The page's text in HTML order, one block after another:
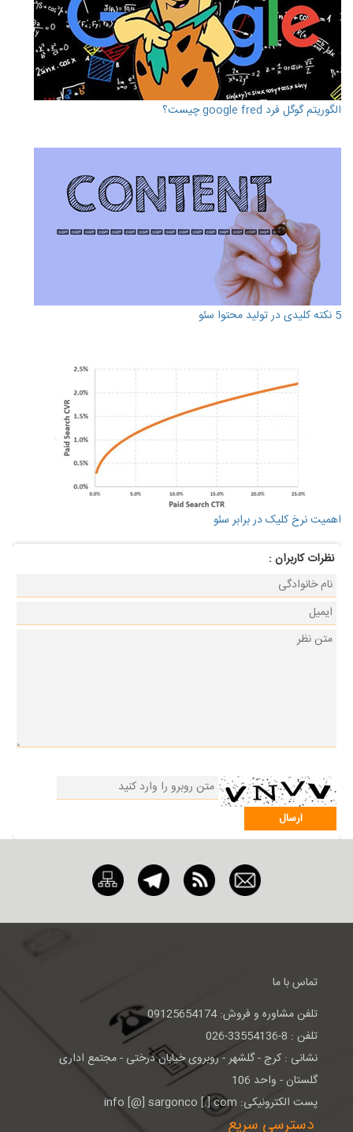
الگوریتم گوگل فرد google fred چیست؟
5 نکته کلیدی در تولید محتوا سئو
اهمیت نرخ کلیک در برابر سئو
نظرات كاربران :
تماس با ما
تلفن مشاوره و فروش: 09125654174
تلفن : 8-33554136-026
نشانی : كرج - گلشهر - روبروی خيابان درختی - مجتمع اداری
گلستان - واحد 106
پست الکترونیکی: info [@] sargonco [.] com
دسترسی سریع